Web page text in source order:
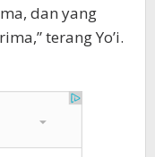
dan yang
terang Yo’i.